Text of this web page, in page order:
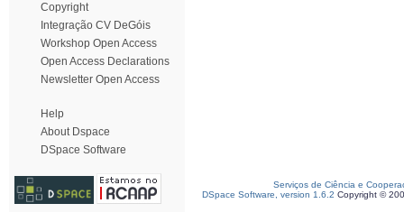
Copyright
Integração CV DeGóis
Workshop Open Access
Open Access Declarations
Newsletter Open Access
Help
About Dspace
DSpace Software
Serviços de Ciência e
DSpace Software, version 1.6.2 Copyright ©